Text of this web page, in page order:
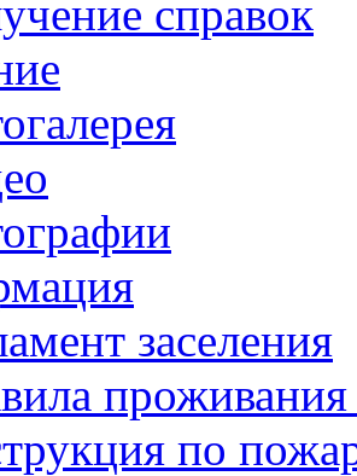
справок
заселения
по